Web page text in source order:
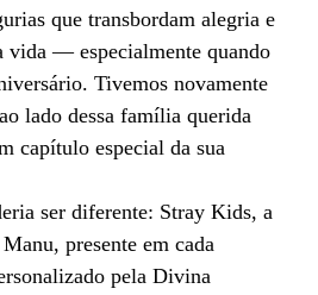
que transbordam alegria e
vida — especialmente quando
Tivemos novamente
lado dessa família querida
capítulo especial da sua
ser diferente: Stray Kids, a
presente em cada
pela Divina